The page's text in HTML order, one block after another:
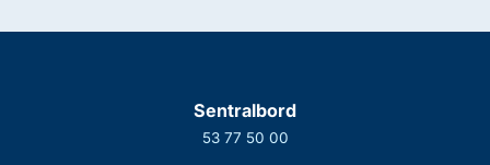
Sentralbord
53 77 50 00